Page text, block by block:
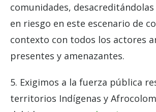
comunidades,
en riesgo en este escenario de
contexto con todos los actores
presentes y amenazantes.
5. Exigimos a la fuerza pública
territorios Indígenas y